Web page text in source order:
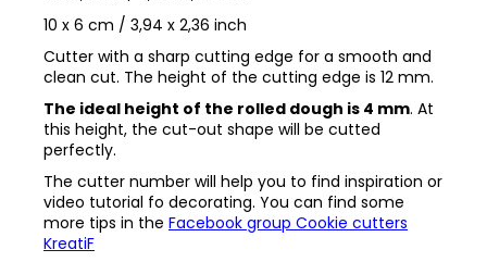
10 x 6 cm / 3,94 x 2,36 inch
Cutter with a sharp cutting edge for a smooth and
clean cut. The height of the cutting edge is 12 mm.
The ideal height of the rolled dough is 4 mm. At
this height, the cut-out shape will be cutted
perfectly.
The cutter number will help you to find inspiration or
video tutorial fo decorating. You can find some
more tips in the Facebook group Cookie cutters
KreatiF